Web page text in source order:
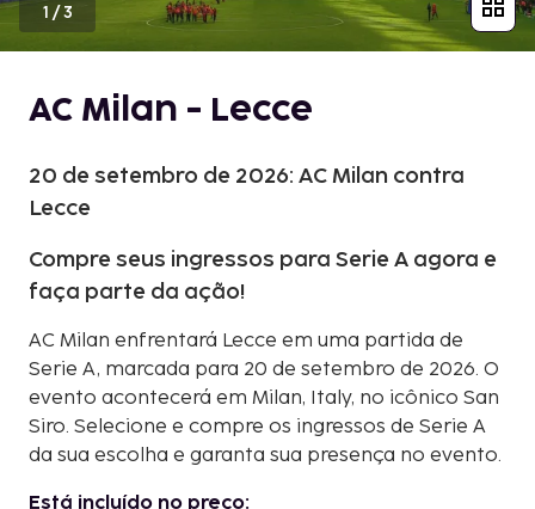
1 /3
AC Milan - Lecce
20 de setembro de 2026: AC Milan contra
Lecce
Compre seus ingressos para Serie A agora e
faça parte da ação!
AC Milan enfrentará Lecce em uma partida de
Serie A, marcada para 20 de setembro de 2026. O
evento acontecerá em Milan, Italy, no icônico San
Siro. Selecione e compre os ingressos de Serie A
da sua escolha e garanta sua presença no evento.
Está incluído no preço: